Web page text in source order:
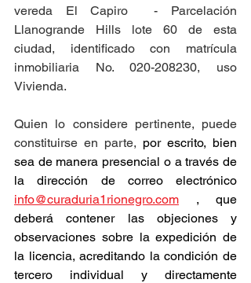
vereda El Capiro  - Parcelación
Llanogrande Hills lote 60 de esta
ciudad, identificado con matrícula
inmobiliaria No. 020-208230, uso
Vivienda.
Quien lo considere pertinente, puede
constituirse en parte, por escrito, bien
sea de manera presencial o a través de
info@curaduria1rionegro.com , que
deberá contener las objeciones y
observaciones sobre la expedición de
la licencia, acreditando la condición de
tercero individual y directamente